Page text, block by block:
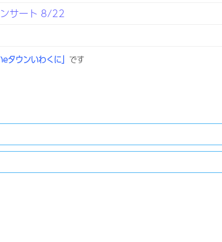
サート 8/22
eタウンいわくに」 です